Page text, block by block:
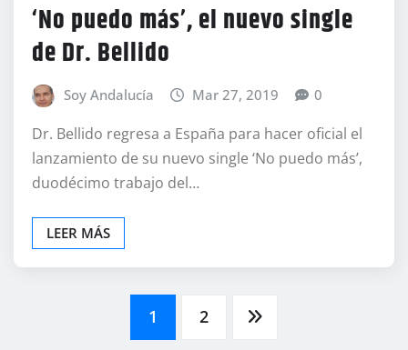
‘No puedo más’, el nuevo single
de Dr. Bellido
Soy Andalucía Mar 27, 2019 0
Dr. Bellido regresa a España para hacer oficial el
lanzamiento de su nuevo single ‘No puedo más’,
duodécimo trabajo del…
LEER MÁS
Navegación
1 2